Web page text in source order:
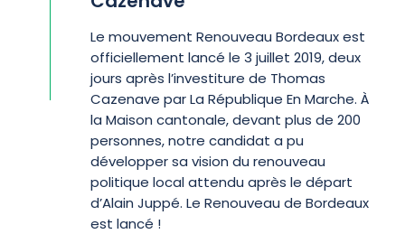
Le mouvement Renouveau Bordeaux est
officiellement lancé le 3 juillet 2019, deux
jours après l’investiture de Thomas
Cazenave par La République En Marche. À
la Maison cantonale, devant plus de 200
personnes, notre candidat a pu
développer sa vision du renouveau
politique local attendu après le départ
d’Alain Juppé. Le Renouveau de Bordeaux
est lancé !